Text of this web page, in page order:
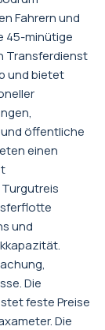
Fahrern und
45-minütige
Transferdienst
und bietet
öffentliche
einen
und
Die
feste Preise
Die